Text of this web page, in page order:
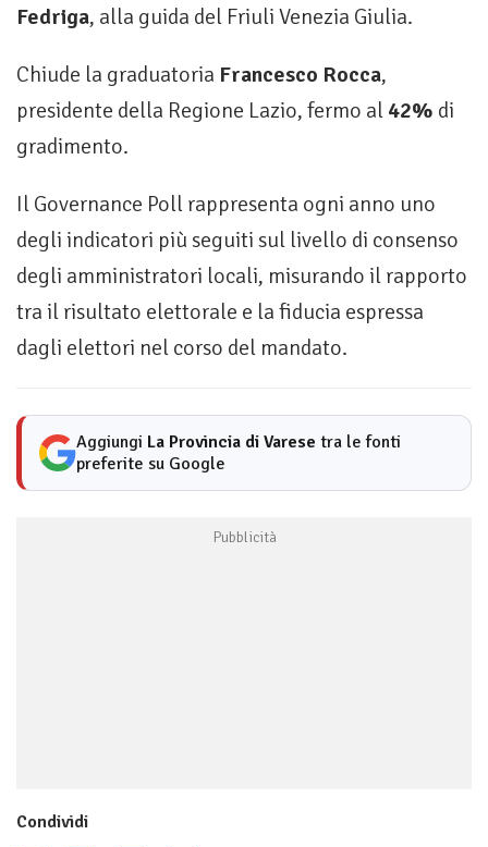
Fedriga, alla guida del Friuli Venezia Giulia.
Chiude la graduatoria Francesco Rocca,
presidente della Regione Lazio, fermo al 42% di
gradimento.
Il Governance Poll rappresenta ogni anno uno
degli indicatori più seguiti sul livello di consenso
degli amministratori locali, misurando il rapporto
tra il risultato elettorale e la fiducia espressa
dagli elettori nel corso del mandato.
Aggiungi La Provincia di Varese tra le fonti
preferite su Google
Condividi